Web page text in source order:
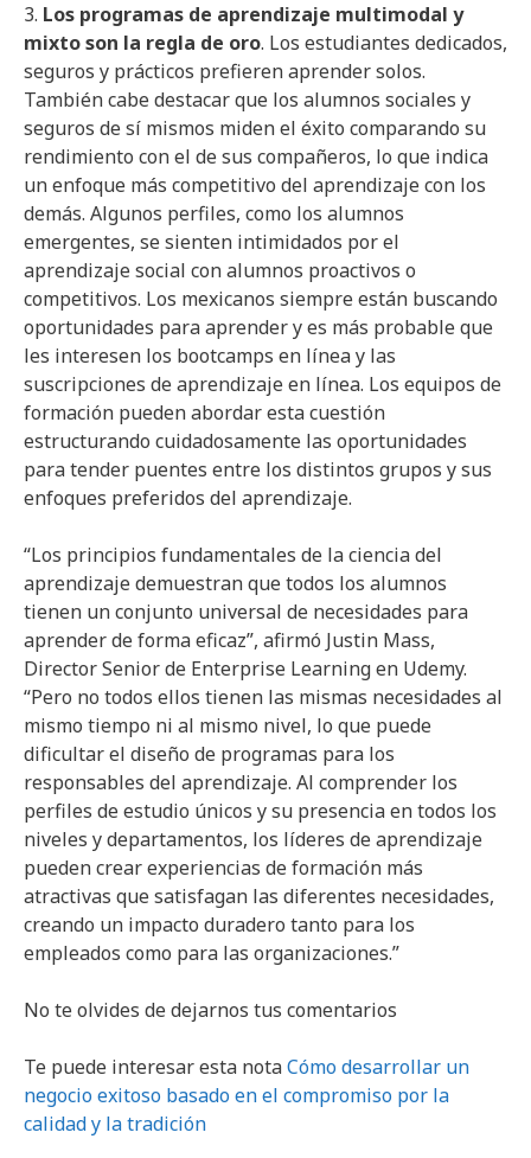
3. Los programas de aprendizaje multimodal y
mixto son la regla de oro. Los estudiantes dedicados,
seguros y prácticos prefieren aprender solos.
También cabe destacar que los alumnos sociales y
seguros de sí mismos miden el éxito comparando su
rendimiento con el de sus compañeros, lo que indica
un enfoque más competitivo del aprendizaje con los
demás. Algunos perfiles, como los alumnos
emergentes, se sienten intimidados por el
aprendizaje social con alumnos proactivos o
competitivos. Los mexicanos siempre están buscando
oportunidades para aprender y es más probable que
les interesen los bootcamps en línea y las
suscripciones de aprendizaje en línea. Los equipos de
formación pueden abordar esta cuestión
estructurando cuidadosamente las oportunidades
para tender puentes entre los distintos grupos y sus
enfoques preferidos del aprendizaje.
“Los principios fundamentales de la ciencia del
aprendizaje demuestran que todos los alumnos
tienen un conjunto universal de necesidades para
aprender de forma eficaz”, afirmó Justin Mass,
Director Senior de Enterprise Learning en Udemy.
“Pero no todos ellos tienen las mismas necesidades al
mismo tiempo ni al mismo nivel, lo que puede
dificultar el diseño de programas para los
responsables del aprendizaje. Al comprender los
perfiles de estudio únicos y su presencia en todos los
niveles y departamentos, los líderes de aprendizaje
pueden crear experiencias de formación más
atractivas que satisfagan las diferentes necesidades,
creando un impacto duradero tanto para los
empleados como para las organizaciones.”
No te olvides de dejarnos tus comentarios
Te puede interesar esta notaCómo desarrollar un
negocio exitoso basado en el compromiso por la
calidad y la tradición